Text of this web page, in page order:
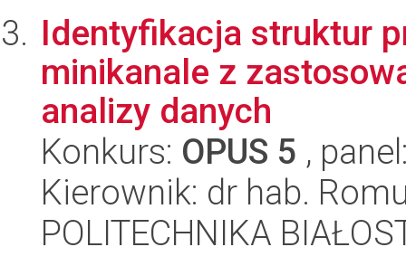
Identyfikacja struktur
minikanale z
analizy danych
Konkurs: OPUS 5 ,
Kierownik: dr hab.
POLITECHNIKA